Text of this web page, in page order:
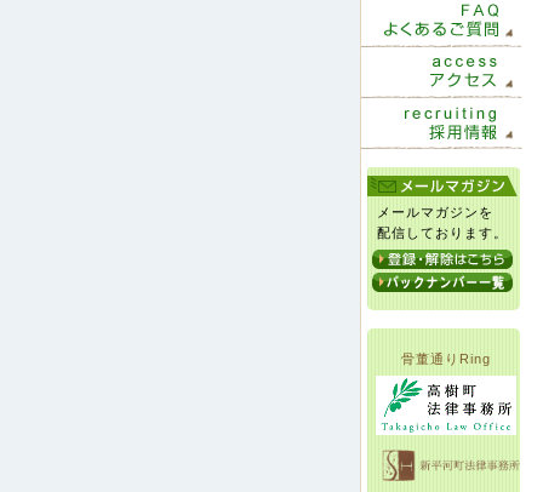
メールマガジンを
配信しております。
骨董通りRing